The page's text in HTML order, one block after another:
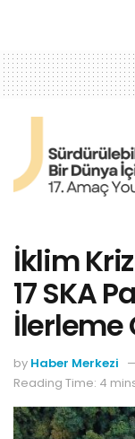
İklim
17 SKA
İlerleme
by Haber Merkezi
Reading Time: 4